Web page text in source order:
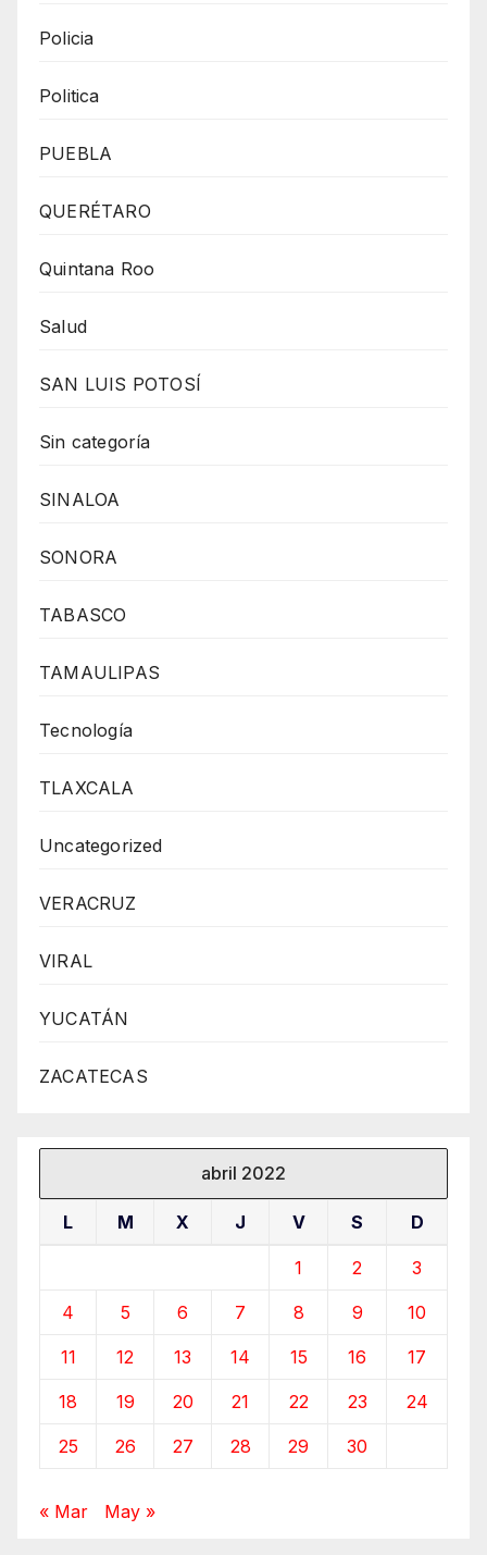
Policia
Politica
PUEBLA
QUERÉTARO
Quintana Roo
Salud
SAN LUIS POTOSÍ
Sin categoría
SINALOA
SONORA
TABASCO
TAMAULIPAS
Tecnología
TLAXCALA
Uncategorized
VERACRUZ
VIRAL
YUCATÁN
ZACATECAS
abril 2022
L M X J V S D
1 2 3
4 5 6 7 8 9 10
11 12 13 14 15 16 17
18 19 20 21 22 23 24
25 26 27 28 29 30
« Mar May »